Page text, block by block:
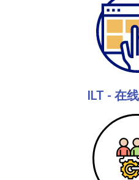
ILT - 在